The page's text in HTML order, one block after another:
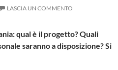
LASCIA UN COMMENTO
qual è il progetto?Quali
saranno a disposizione? Si